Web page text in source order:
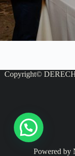
Copyright©
Powered by